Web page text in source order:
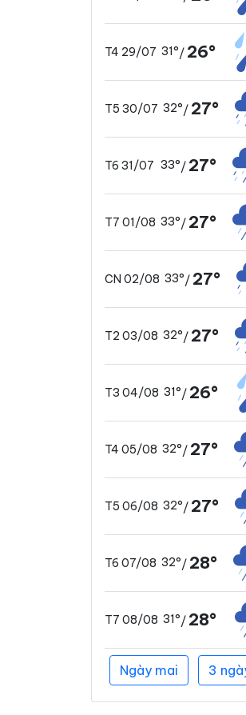
T4 29/07 31°/ 26°
T5 30/07 32°/ 27°
T6 31/07 33°/ 27°
T7 01/08 33°/ 27°
CN 02/08 33°/ 27°
T2 03/08 32°/ 27°
T3 04/08 31°/ 26°
T4 05/08 32°/ 27°
T5 06/08 32°/ 27°
T6 07/08 32°/ 28°
T7 08/08 31°/ 28°
Ngày mai 3